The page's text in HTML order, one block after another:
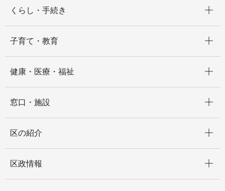
くらし・手続き
子育て・教育
健康・医療・福祉
窓口・施設
区の紹介
区政情報